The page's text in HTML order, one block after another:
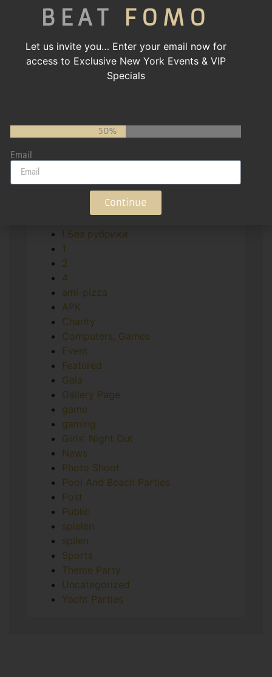
! Без рубрики
1
2
4
ami-pizza
APK
Charity
Computers, Games
Event
Featured
Gala
Gallery Page
game
gaming
Girls' Night Out
News
Photo Shoot
Pool And Beach Parties
Post
Public
spielen
spilen
Sports
Theme Party
Uncategorized
Yacht Parties
BEAT FOMO
Let us invite you… Enter your email now for
access to Exclusive New York Events & VIP
Specials
50%
Email
Continue